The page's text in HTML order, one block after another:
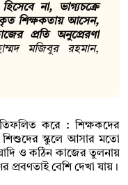
না, ভাগ্যচক্রে
শিক্ষকতায় আসেন,
প্রতি অনুপ্রেরণা
মজিবুর রহমান,
করে : শিক্ষকদের
শিশুদের স্কুলে আসার মতো
ও কঠিন কাজের তুলনায়
প্রবণতাই বেশি দেখা যায়।